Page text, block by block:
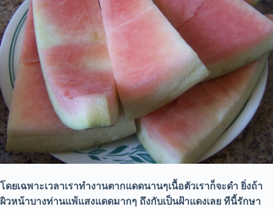
โดยเฉพาะเวลาเราทำงานตากแดดนานๆเนื้อตัวเราก็จะดำ ยิ่งถ้า
ผิวหน้าบางท่านแพ้แสงแดดมากๆ ถึงกับเป็นฝ้าแดงเลย ทีนี้รักษา